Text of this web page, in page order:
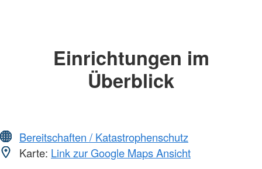
Einrichtungen im
Überblick
Bereitschaften / Katastrophenschutz
Karte: Link zur Google Maps Ansicht